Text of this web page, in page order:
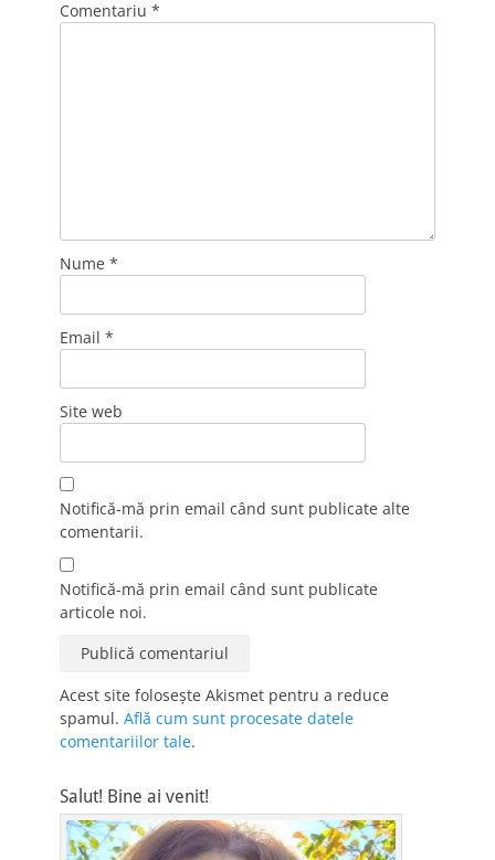
Comentariu *
Nume *
Email *
Site web
Notifică-mă prin email când sunt publicate alte
comentarii.
Notifică-mă prin email când sunt publicate
articole noi.
Acest site folosește Akismet pentru a reduce
spamul. Află cum sunt procesate datele
comentariilor tale.
Salut! Bine ai venit!